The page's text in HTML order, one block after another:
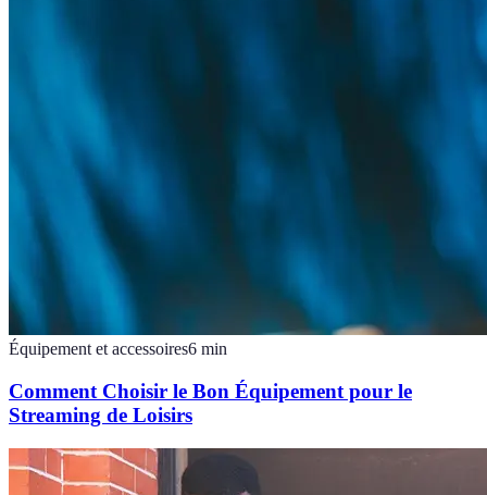
Équipement et accessoires6 min
Comment Choisir le Bon Équipement pour le
Streaming de Loisirs